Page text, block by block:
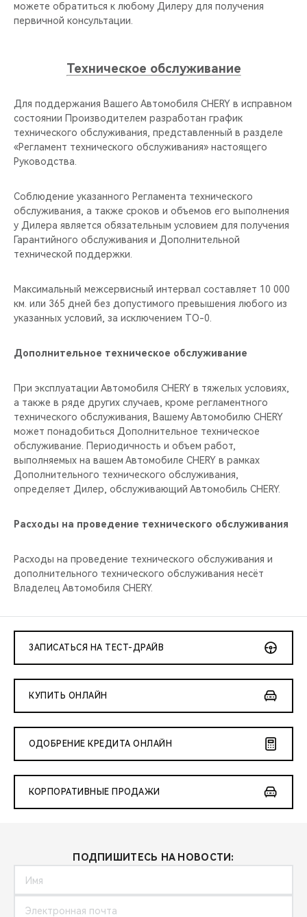
можете обратиться к любому Дилеру для получения
первичной консультации.
Техническое обслуживание
Для поддержания Вашего Автомобиля CHERY в исправном
состоянии Производителем разработан график
технического обслуживания, представленный в разделе
«Регламент технического обслуживания» настоящего
Руководства.
Соблюдение указанного Регламента технического
обслуживания, а также сроков и объемов его выполнения
у Дилера является обязательным условием для получения
Гарантийного обслуживания и Дополнительной
технической поддержки.
Максимальный межсервисный интервал составляет 10 000
км. или 365 дней без допустимого превышения любого из
указанных условий, за исключением ТО-0.
Дополнительное техническое обслуживание
При эксплуатации Автомобиля CHERY в тяжелых условиях,
а также в ряде других случаев, кроме регламентного
технического обслуживания, Вашему Автомобилю CHERY
может понадобиться Дополнительное техническое
обслуживание. Периодичность и объем работ,
выполняемых на вашем Автомобиле CHERY в рамках
Дополнительного технического обслуживания,
определяет Дилер, обслуживающий Автомобиль CHERY.
Расходы на проведение технического обслуживания
Расходы на проведение технического обслуживания и
дополнительного технического обслуживания несёт
Владелец Автомобиля CHERY.
ЗАПИСАТЬСЯ НА ТЕСТ-ДРАЙВ
КУПИТЬ ОНЛАЙН
ОДОБРЕНИЕ КРЕДИТА ОНЛАЙН
КОРПОРАТИВНЫЕ ПРОДАЖИ
ПОДПИШИТЕСЬ НА НОВОСТИ: